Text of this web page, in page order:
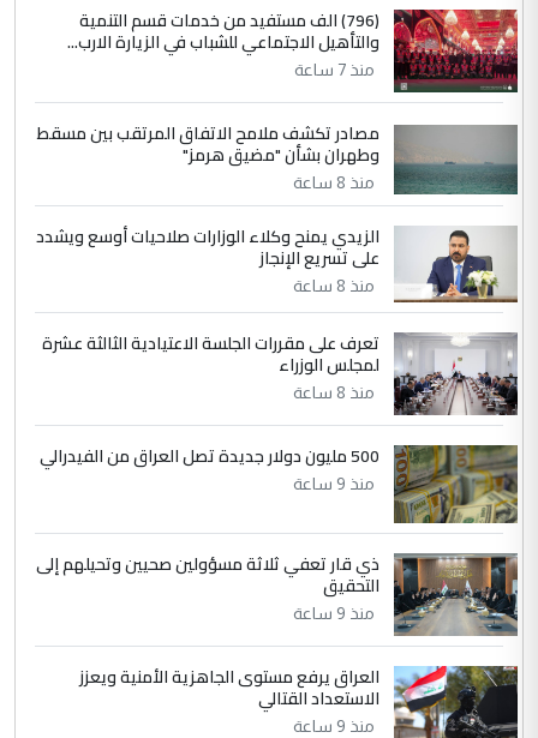
سردار
التعليق : واحد من عصابة علي ماما يسقط
جنسية الرافد الثالث للعراق ومن اصول عريقة
ابا فرات ...
الجواهري يرد على صدام حسين سل
مضجعيك يابن الزنا (نص كامل)
5
التعليق : تحياتي لك استاذ حامدتركان. كلام
دقيق ومسؤول؛ فالاستثمار الحقيقي للإنسان
الموضوع :
بين الإهمال واغتصاب الأرض.. بلاد
الرافدين تعاني الجفاف والتصحر!!
(796) الف مستفيد من خدمات قسم التنمية
والتأهيل الاجتماعي للشباب في الزيارة الارب...
منذ 7 ساعة
مصادر تكشف ملامح الاتفاق المرتقب بين مسقط
وطهران بشأن "مضيق هرمز"
منذ 8 ساعة
الزيدي يمنح وكلاء الوزارات صلاحيات أوسع ويشدد
على تسريع الإنجاز
منذ 8 ساعة
تعرف على مقررات الجلسة الاعتيادية الثالثة عشرة
لمجلس الوزراء
منذ 8 ساعة
500 مليون دولار جديدة تصل العراق من الفيدرالي
منذ 9 ساعة
ذي قار تعفي ثلاثة مسؤولين صحيين وتحيلهم إلى
التحقيق
منذ 9 ساعة
العراق يرفع مستوى الجاهزية الأمنية ويعزز
الاستعداد القتالي
منذ 9 ساعة